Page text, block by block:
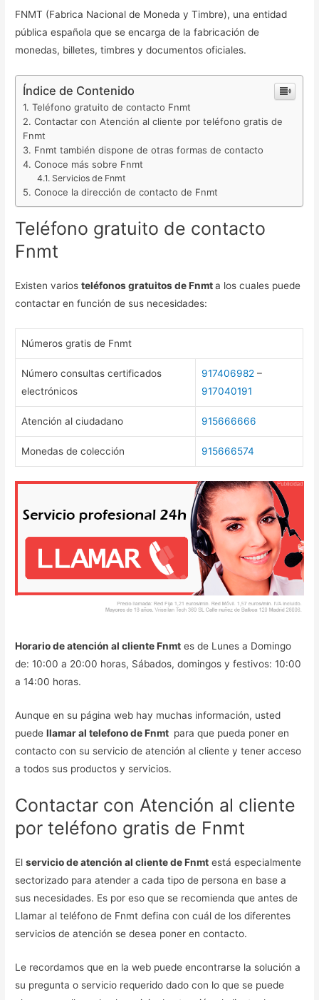
FNMT (Fabrica Nacional de Moneda y Timbre), una entidad
pública española que se encarga de la fabricación de
monedas, billetes, timbres y documentos oficiales.
Índice de Contenido
Teléfono gratuito de contacto Fnmt
Contactar con Atención al cliente por teléfono gratis de
Fnmt
Fnmt también dispone de otras formas de contacto
Conoce más sobre Fnmt
Servicios de Fnmt
Conoce la dirección de contacto de Fnmt
Teléfono gratuito de contacto
Fnmt
Existen variosteléfonos gratuitos de Fnmta los cuales puede
contactar en función de sus necesidades:
Números gratis de Fnmt
Número consultas certificados
electrónicos
917406982 –
917040191
Atención al ciudadano 915666666
Monedas de colección 915666574
Horario de atención al cliente Fnmt es de Lunes a Domingo
de: 10:00 a 20:00 horas, Sábados, domingos y festivos: 10:00
a 14:00 horas.
Aunque en su página web hay muchas información, usted
puedellamar al telefono de Fnmt para que pueda poner en
contacto con su servicio de atención al cliente y tener acceso
a todos sus productos y servicios.
Contactar con Atención al cliente
por teléfono gratis de Fnmt
Elservicio de atención al cliente de Fnmt está especialmente
sectorizado para atender a cada tipo de persona en base a
sus necesidades. Es por eso que se recomienda que antes de
Llamar al teléfono de Fnmt defina con cuál de los diferentes
servicios de atención se desea poner en contacto.
Le recordamos que en la web puede encontrarse la solución a
su pregunta o servicio requerido dado con lo que se puede